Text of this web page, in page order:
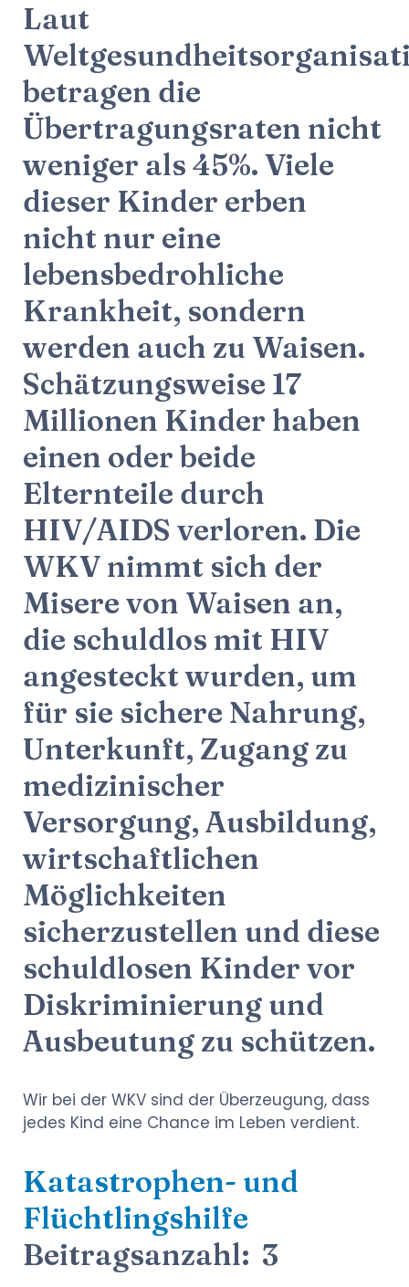
Laut
betragen die
Übertragungsraten nicht
weniger als 45%. Viele
dieser Kinder erben
nicht nur eine
lebensbedrohliche
Krankheit, sondern
werden auch zu Waisen.
Schätzungsweise 17
Millionen Kinder haben
einen oder beide
Elternteile durch
HIV/AIDS verloren. Die
WKV nimmt sich der
Misere von Waisen an,
die schuldlos mit HIV
angesteckt wurden, um
für sie sichere Nahrung,
Unterkunft, Zugang zu
medizinischer
Versorgung, Ausbildung,
wirtschaftlichen
Möglichkeiten
sicherzustellen und diese
schuldlosen Kinder vor
Diskriminierung und
Ausbeutung zu schützen.
Wir bei der WKV sind der Überzeugung, dass
jedes Kind eine Chance im Leben verdient.
Katastrophen- und
Flüchtlingshilfe
Beitragsanzahl: 3